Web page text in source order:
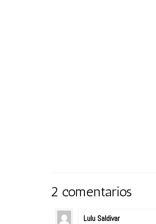
2 comentarios
Lulu Saldivar